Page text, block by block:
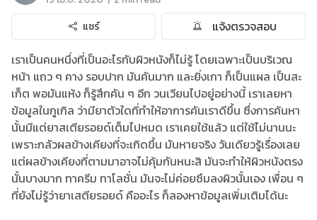
แชร์
แจ้งตรวจสอบ
เราเป็นคนหนึ่งที่เป็นอะไรกับผิวหนังก็ไม่รู้ โดยเฉพาะเป็นบริเวณ
หน้า แถว ๆ คาง รอบปาก มันคันมาก และยิ่งเกา ก็เป็นแผล เป็นสะ
เก็ต พอมันแห้ง ก็รู้สึกคัน ๆ อีก วนเวียนไปอยู่อย่างนี้ เราเลยหา
ข้อมูลในกูเกิล ว่ามียาตัวใดที่ทำให้อาการคันเราดีขึ้น ซึ่งการค้นหา
นั้นมีแต่ยาสเตียรอยด์เต็มไปหมด เราเคยใช้แล้ว แต่ใช้ไม่นานนะ
เพราะกลัวผลข้างเคียงที่จะเกิดขึ้น มันหายจริง วันเดียวรู้เรื่องเลย
แต่ผลข้างเคียงที่ตามมาอาจไม่คุ้มกันหนะสิ มันจะทำให้ผิวหนังตรง
นั้นบางมาก ทาครีม ทาโลชั่น มันจะไม่ค่อยซึมลงผิวนั้นเอง เพื่อน ๆ
ที่ยังไม่รู้ว่ายาเสตียรอยด์ คืออะไร ก็ลองหาข้อมูลเพิ่มเติมได้นะ